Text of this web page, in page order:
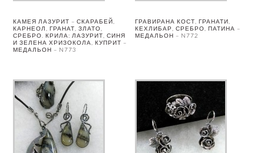
КАМЕЯ ЛАЗУРИТ – СКАРАБЕЙ,
КАРНЕОЛ, ГРАНАТ, ЗЛАТО,
СРЕБРО. КРИЛА: ЛАЗУРИТ, СИНЯ
И ЗЕЛЕНА ХРИЗОКОЛА, КУПРИТ –
МЕДАЛЬОН – N773
ГРАВИРАНА КОСТ, ГРАНАТИ,
КЕХЛИБАР, СРЕБРО, ПАТИНА –
МЕДАЛЬОН – N772